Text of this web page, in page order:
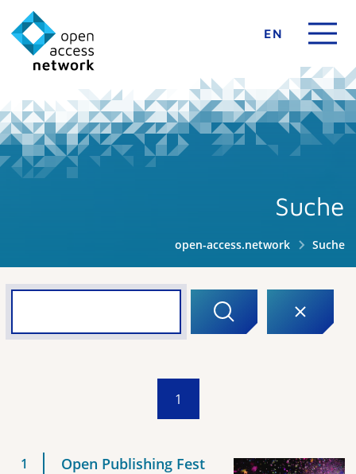
EN
Suche
open-access.network Suche
1
Open Publishing Fest